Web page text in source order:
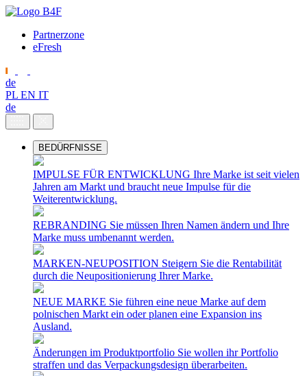
Partnerzone
eFresh
de
PL EN IT
de
BEDÜRFNISSE
IMPULSE FÜR ENTWICKLUNG Ihre Marke ist seit vielen
Jahren am Markt und braucht neue Impulse für die
Weiterentwicklung.
REBRANDING Sie müssen Ihren Namen ändern und Ihre
Marke muss umbenannt werden.
MARKEN-NEUPOSITION Steigern Sie die Rentabilität
durch die Neupositionierung Ihrer Marke.
NEUE MARKE Sie führen eine neue Marke auf dem
polnischen Markt ein oder planen eine Expansion ins
Ausland.
Änderungen im Produktportfolio Sie wollen ihr Portfolio
straffen und das Verpackungsdesign überarbeiten.